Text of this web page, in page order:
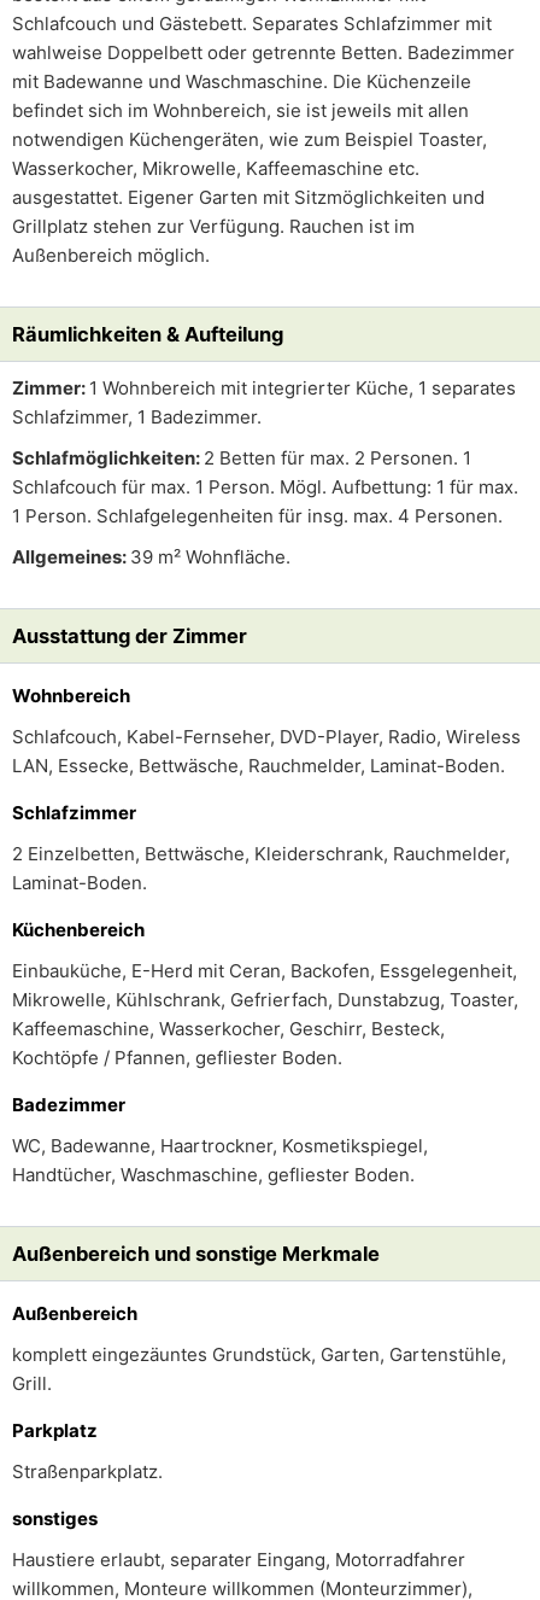
Schlafcouch und Gästebett. Separates Schlafzimmer mit
wahlweise Doppelbett oder getrennte Betten. Badezimmer
mit Badewanne und Waschmaschine. Die Küchenzeile
befindet sich im Wohnbereich, sie ist jeweils mit allen
notwendigen Küchengeräten, wie zum Beispiel Toaster,
Wasserkocher, Mikrowelle, Kaffeemaschine etc.
ausgestattet. Eigener Garten mit Sitzmöglichkeiten und
Grillplatz stehen zur Verfügung. Rauchen ist im
Außenbereich möglich.
Räumlichkeiten & Aufteilung
Zimmer: 1 Wohnbereich mit integrierter Küche, 1 separates
Schlafzimmer, 1 Badezimmer.
Schlafmöglichkeiten: 2 Betten für max. 2 Personen. 1
Schlafcouch für max. 1 Person. Mögl. Aufbettung: 1 für max.
1 Person. Schlafgelegenheiten für insg. max. 4 Personen.
Allgemeines: 39 m² Wohnfläche.
Ausstattung der Zimmer
Wohnbereich
Schlafcouch, Kabel-Fernseher, DVD-Player, Radio, Wireless
LAN, Essecke, Bettwäsche, Rauchmelder, Laminat-Boden.
Schlafzimmer
2 Einzelbetten, Bettwäsche, Kleiderschrank, Rauchmelder,
Laminat-Boden.
Küchenbereich
Einbauküche, E-Herd mit Ceran, Backofen, Essgelegenheit,
Mikrowelle, Kühlschrank, Gefrierfach, Dunstabzug, Toaster,
Kaffeemaschine, Wasserkocher, Geschirr, Besteck,
Kochtöpfe / Pfannen, gefliester Boden.
Badezimmer
WC, Badewanne, Haartrockner, Kosmetikspiegel,
Handtücher, Waschmaschine, gefliester Boden.
Außenbereich und sonstige Merkmale
Außenbereich
komplett eingezäuntes Grundstück, Garten, Gartenstühle,
Grill.
Parkplatz
Straßenparkplatz.
sonstiges
Haustiere erlaubt, separater Eingang, Motorradfahrer
willkommen, Monteure willkommen (Monteurzimmer),